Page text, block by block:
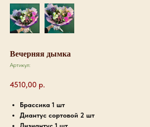
Вечерняя дымка
Артикул:
4510,00 р.
Брассика 1 шт
Диантус сортовой 2 шт